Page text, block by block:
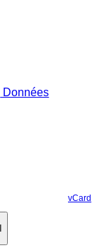
Données
vCard